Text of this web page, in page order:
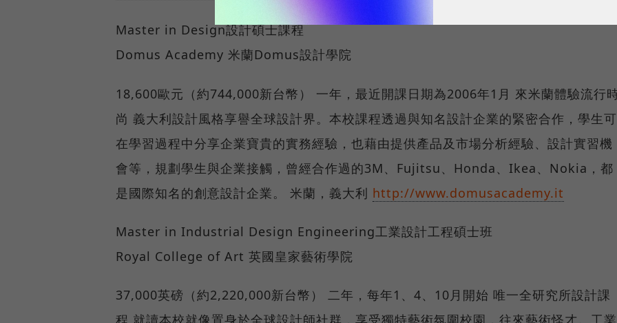
Master in Design設計碩士課程
Domus Academy 米蘭Domus設計學院
18,600歐元（約744,000新台幣） 一年，最近開課日期為2006年1月 來米蘭體驗流行
尚 義大利設計風格享譽全球設計界。本校課程透過與知名設計企業的緊密合作，學生可
在學習過程中分享企業寶貴的實務經驗，也藉由提供產品及市場分析經驗、設計實習機
會等，規劃學生與企業接觸，曾經合作過的3M、Fujitsu、Honda、Ikea、Nokia，都
是國際知名的創意設計企業。 米蘭，義大利 http://www.domusacademy.it
Master in Industrial Design Engineering工業設計工程碩士班
Royal College of Art 英國皇家藝術學院
37,000英磅（約2,220,000新台幣） 二年，每年1、4、10月開始 唯一全研究所設計課
程 就讀本校就像置身於全球設計師社群，享受獨特藝術氛圍校園，往來藝術怪才。工業